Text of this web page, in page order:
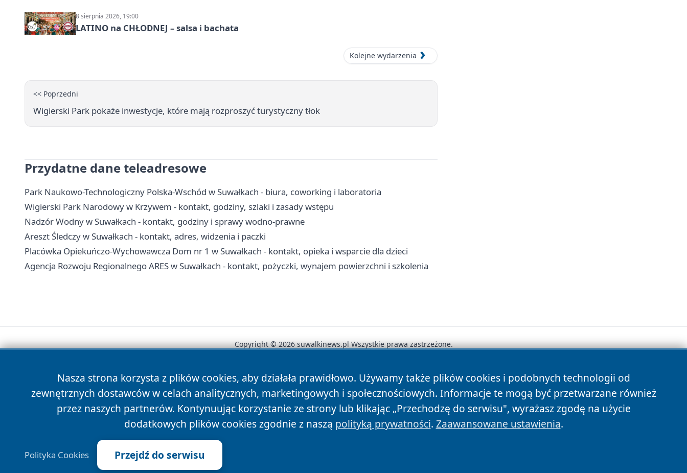
8 sierpnia 2026, 19:00
LATINO na CHŁODNEJ – salsa i bachata
Kolejne wydarzenia
<< Poprzedni
Wigierski Park pokaże inwestycje, które mają rozproszyć turystyczny tłok
Przydatne dane teleadresowe
Park Naukowo-Technologiczny Polska-Wschód w Suwałkach - biura, coworking i laboratoria
Wigierski Park Narodowy w Krzywem - kontakt, godziny, szlaki i zasady wstępu
Nadzór Wodny w Suwałkach - kontakt, godziny i sprawy wodno-prawne
Areszt Śledczy w Suwałkach - kontakt, adres, widzenia i paczki
Placówka Opiekuńczo-Wychowawcza Dom nr 1 w Suwałkach - kontakt, opieka i wsparcie dla dzieci
Agencja Rozwoju Regionalnego ARES w Suwałkach - kontakt, pożyczki, wynajem powierzchni i szkolenia
Nasza strona korzysta z plików cookies, aby działała prawidłowo. Używamy także plików cookies i podobnych technologii od
zewnętrznych dostawców w celach analitycznych, marketingowych i społecznościowych. Informacje te mogą być przetwarzane również
przez naszych partnerów. Kontynuując korzystanie ze strony lub klikając „Przechodzę do serwisu", wyrażasz zgodę na użycie
dodatkowych plików cookies zgodnie z naszą polityką prywatności. Zaawansowane ustawienia.
Polityka Cookies Przejdź do serwisu
Copyright © 2026 suwalkinews.pl Wszystkie prawa zastrzeżone.
News Autorzy Polityka Prywatności Polityka Cookies